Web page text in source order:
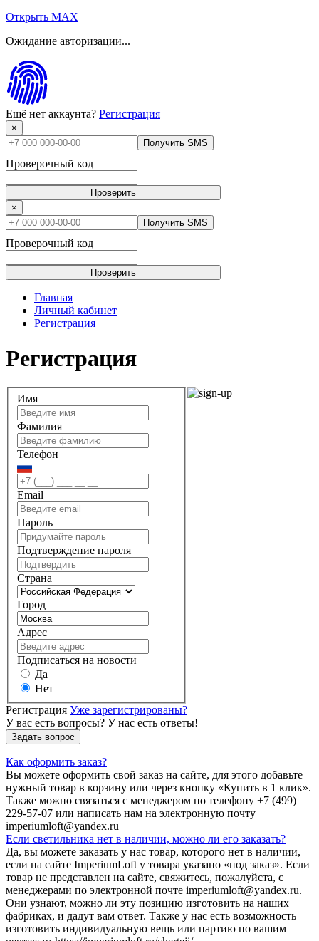
Открыть MAX
Ожидание авторизации...
Ещё нет аккаунта? Регистрация
×
Получить SMS
Проверочный код
Проверить
×
Получить SMS
Проверочный код
Проверить
Главная
Личный кабинет
Регистрация
Регистрация
Имя
Фамилия
Телефон
Email
Пароль
Подтверждение пароля
Страна
Город
Адрес
Подписаться на новости
Да
Нет
Регистрация Уже зарегистрированы?
У вас есть вопросы? У нас есть ответы!
Задать вопрос
Как оформить заказ?
Вы можете оформить свой заказ на сайте, для этого добавьте
нужный товар в корзину или через кнопку «Купить в 1 клик».
Также можно связаться с менеджером по телефону +7 (499)
229-57-07 или написать нам на электронную почту
imperiumloft@yandex.ru
Если светильника нет в наличии, можно ли его заказать?
Да, вы можете заказать у нас товар, которого нет в наличии,
если на сайте ImperiumLoft у товара указано «под заказ». Если
товар не представлен на сайте, свяжитесь, пожалуйста, с
менеджерами по электронной почте imperiumloft@yandex.ru.
Они узнают, можно ли эту позицию изготовить на наших
фабриках, и дадут вам ответ. Также у нас есть возможность
изготовить индивидуальную вещь или партию по вашим